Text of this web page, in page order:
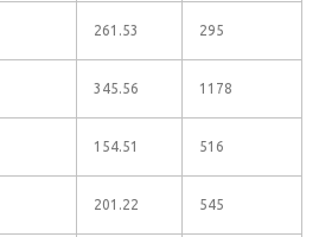
261.53 295
345.56 1178
154.51 516
201.22 545